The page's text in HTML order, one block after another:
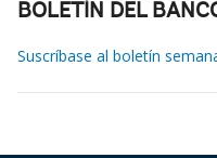
BOLETÍN DEL
Suscríbase al boletín